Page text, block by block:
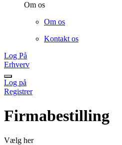
Om os
Om os
Kontakt os
Log På
Erhverv
Log på
Registrer
Firmabestilling
Vælg her